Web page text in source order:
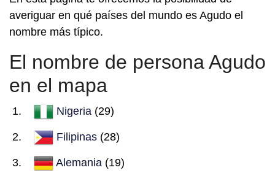
averiguar en qué países del mundo es Agudo el
nombre más típico.
El nombre de persona Agudo
en el mapa
Nigeria (29)
Filipinas (28)
Alemania (19)